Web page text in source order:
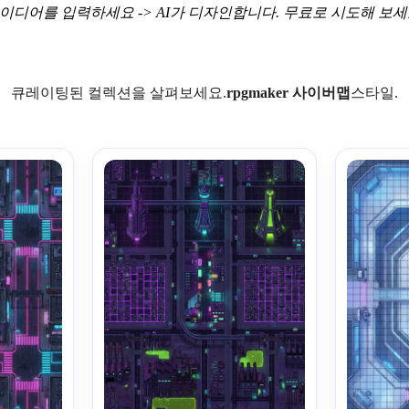
디어를 입력하세요 -> AI가 디자인합니다. 무료로 시도해 보
큐레이팅된 컬렉션을 살펴보세요.rpgmaker 사이버맵 스타일.